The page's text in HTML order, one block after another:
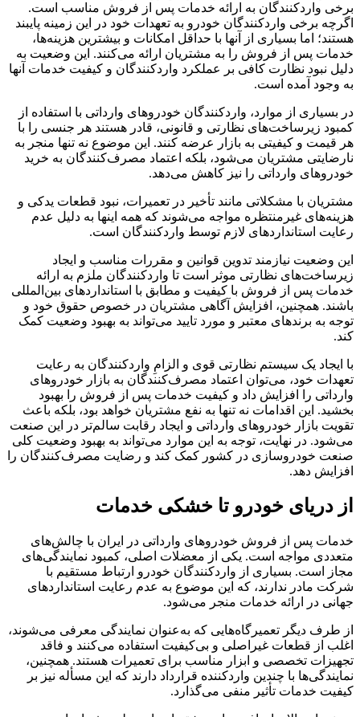
برخی واردکنندگان به ارائه خدمات پس از فروش مناسب است.
اگرچه برخی واردکنندگان خودرو به تعهدات خود در این زمینه پایبند
هستند؛ اما بسیاری از آنها با حداقل امکانات و بیشترین هزینه‌ها،
خدمات پس از فروش را به مشتریان ارائه می‌کنند. این وضعیت به
دلیل نبود نظارت کافی بر عملکرد واردکنندگان و کیفیت خدمات آنها
به وجود آمده است.
در بسیاری از موارد، واردکنندگان خودروهای وارداتی با استفاده از
کمبود زیرساخت‌های نظارتی و قانونی، قادر هستند هر جنسی را با
هر قیمت و کیفیتی به بازار عرضه کنند. این موضوع نه تنها منجر به
نارضایتی مشتریان می‌شود، بلکه اعتماد مصرف‌کنندگان به خرید
خودروهای وارداتی را نیز کاهش می‌دهد.
مشتریان با مشکلاتی مانند تأخیر در تعمیرات، نبود قطعات یدکی و
هزینه‌های غیرمنتظره مواجه می‌شوند که همه اینها به دلیل عدم
رعایت استانداردهای لازم توسط واردکنندگان است.
این وضعیت نیازمند تدوین قوانین و مقررات مناسب و ایجاد
زیرساخت‌های نظارتی موثر است تا واردکنندگان ملزم به ارائه
خدمات پس از فروش با کیفیت و مطابق با استانداردهای بین‌المللی
باشند. همچنین، افزایش آگاهی مشتریان در خصوص حقوق خود و
توجه به برندهای معتبر و مورد تایید می‌تواند به بهبود وضعیت کمک
کند.
با ایجاد یک سیستم نظارتی قوی و الزامِ واردکنندگان به رعایت
تعهدات خود، می‌توان اعتماد مصرف‌کنندگان به بازار خودروهای
وارداتی را افزایش داد و کیفیت خدمات پس از فروش را بهبود
بخشید. این اقدامات نه تنها به نفع مشتریان خواهد بود، بلکه باعث
تقویت بازار خودروهای وارداتی و ایجاد رقابت سالم‌تر در این صنعت
می‌شود. در نهایت، توجه به این موارد می‌تواند به بهبود وضعیت کلی
صنعت خودروسازی در کشور کمک کند و رضایت مصرف‌کنندگان را
افزایش دهد.
از دریای خودرو تا خشکی خدمات
خدمات پس از فروش خودروهای وارداتی در ایران با چالش‌های
متعددی مواجه است. یکی از معضلات اصلی، کمبود نمایندگی‌های
مجاز است. بسیاری از واردکنندگان خودرو ارتباط مستقیم با
شرکت مادر ندارند، که این موضوع به عدم رعایت استانداردهای
جهانی در ارائه خدمات منجر می‌شود.
از طرف دیگر تعمیرگاه‌هایی که به‌عنوان نمایندگی معرفی می‌شوند،
اغلب از قطعات غیراصلی و بی‌کیفیت استفاده می‌کنند و فاقد
تجهیزات تخصصی و ابزار مناسب برای تعمیرات هستند. همچنین،
نمایندگی‌ها با چندین واردکننده قرارداد دارند که این مسأله نیز بر
کیفیت خدمات تأثیر منفی می‌گذارد.